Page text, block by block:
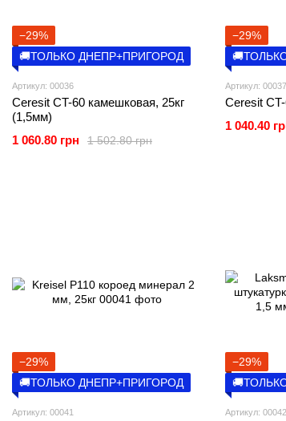
−29%
🚚ТОЛЬКО ДНЕПР+ПРИГОРОД
Артикул: 00036
Ceresit CT-60 камешковая, 25кг
(1,5мм)
1 502.80 грн
1 060.80 грн
−29%
Артикул: 00037
Ceresit
1 040.40
−29%
🚚ТОЛЬКО ДНЕПР+ПРИГОРОД
Артикул: 00041
−29%
Артикул: 00042